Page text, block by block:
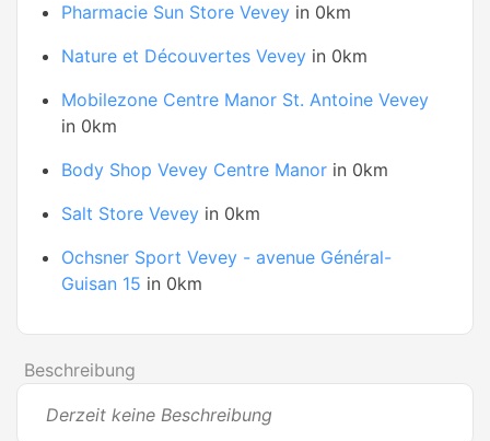
Pharmacie Sun Store Vevey in 0km
Nature et Découvertes Vevey in 0km
Mobilezone Centre Manor St. Antoine Vevey
in 0km
Body Shop Vevey Centre Manor in 0km
Salt Store Vevey in 0km
Ochsner Sport Vevey - avenue Général-
Guisan 15 in 0km
Beschreibung
Derzeit keine Beschreibung